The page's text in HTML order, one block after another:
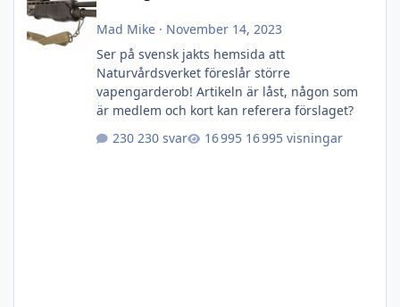
Mad Mike· November 14, 2023
Ser på svensk jakts hemsida att
Naturvårdsverket föreslår större
vapengarderob! Artikeln är låst, någon som
är medlem och kort kan referera förslaget?
230 svar
16 995 visningar